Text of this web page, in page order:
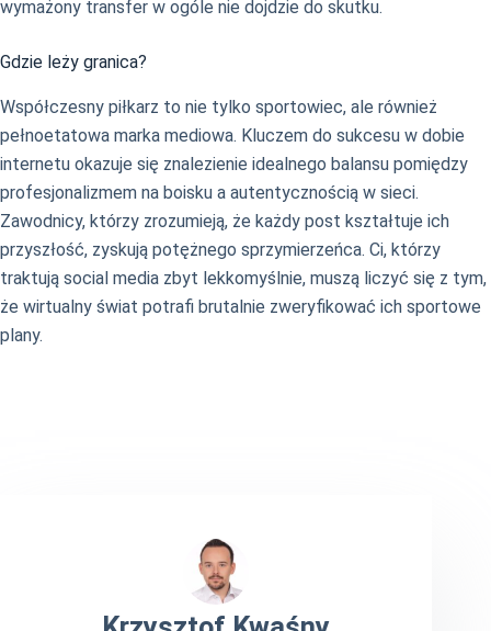
wymażony transfer w ogóle nie dojdzie do skutku.
Gdzie leży granica?
Współczesny piłkarz to nie tylko sportowiec, ale również
pełnoetatowa marka mediowa. Kluczem do sukcesu w dobie
internetu okazuje się znalezienie idealnego balansu pomiędzy
profesjonalizmem na boisku a autentycznością w sieci.
Zawodnicy, którzy zrozumieją, że każdy post kształtuje ich
przyszłość, zyskują potężnego sprzymierzeńca. Ci, którzy
traktują social media zbyt lekkomyślnie, muszą liczyć się z tym,
że wirtualny świat potrafi brutalnie zweryfikować ich sportowe
plany.